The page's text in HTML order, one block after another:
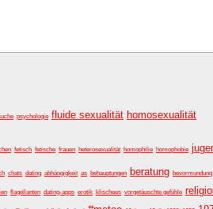
psychologie fluide sexualität homosexualität
fetisch fetische frauen heterosexualität homophilie homophobie
chats dating abhängigkeit as behauptungen beratung bevormundung
flagellanten dating-apps erotik klischees vorgetäuschte gefühle